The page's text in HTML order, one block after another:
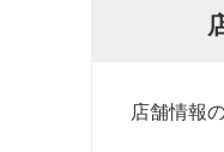
店舗情報